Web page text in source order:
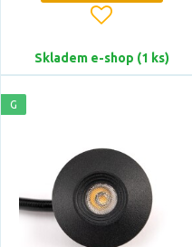
KANLUX
NORDLUX
Celkový příkon max.
Skladem e-shop (1 ks)
G